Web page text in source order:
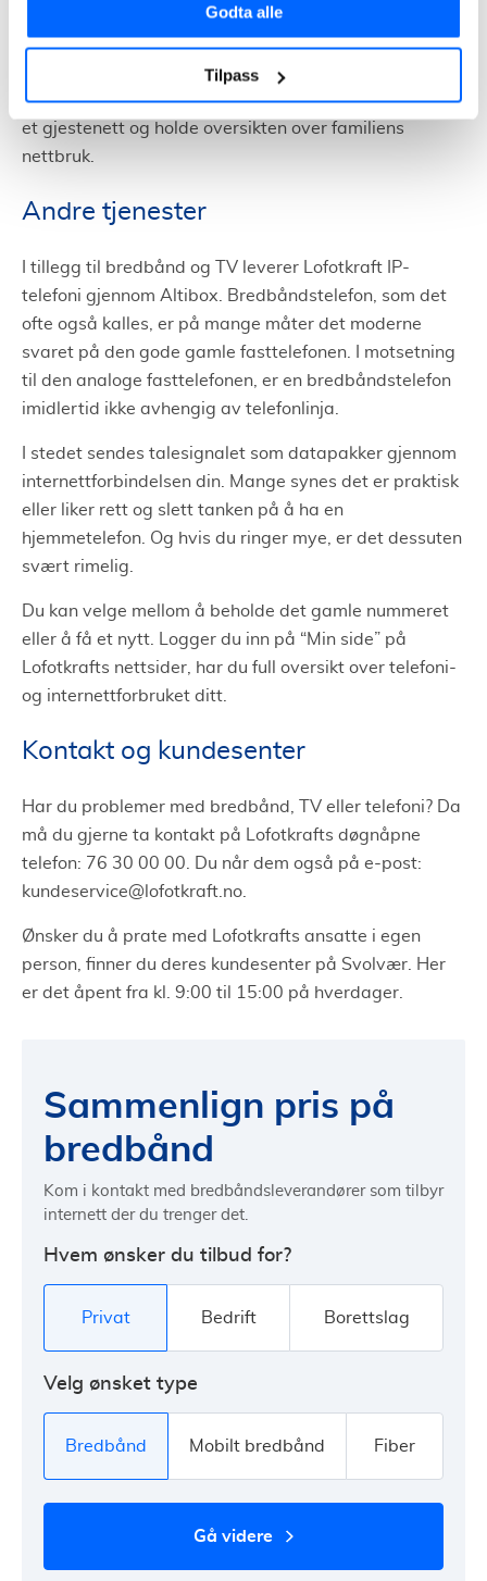
Godta alle
Tilpass
Google WiFi er en annen løsning som Altibox nå tilbyr.
Google WiFi er et såkalt “smart-WiFi-system”, som
ikke bare gir det deg godt signal der hvor du aller
mest behøver det. Men også muligheten til å sette opp
et gjestenett og holde oversikten over familiens
nettbruk.
Andre tjenester
I tillegg til bredbånd og TV leverer Lofotkraft IP-
telefoni gjennom Altibox. Bredbåndstelefon, som det
ofte også kalles, er på mange måter det moderne
svaret på den gode gamle fasttelefonen. I motsetning
til den analoge fasttelefonen, er en bredbåndstelefon
imidlertid ikke avhengig av telefonlinja.
I stedet sendes talesignalet som datapakker gjennom
internettforbindelsen din. Mange synes det er praktisk
eller liker rett og slett tanken på å ha en
hjemmetelefon. Og hvis du ringer mye, er det dessuten
svært rimelig.
Du kan velge mellom å beholde det gamle nummeret
eller å få et nytt. Logger du inn på “Min side” på
Lofotkrafts nettsider, har du full oversikt over telefoni-
og internettforbruket ditt.
Kontakt og kundesenter
Har du problemer med bredbånd, TV eller telefoni? Da
må du gjerne ta kontakt på Lofotkrafts døgnåpne
telefon: 76 30 00 00. Du når dem også på e-post:
kundeservice@lofotkraft.no
Ønsker du å prate med Lofotkrafts ansatte i egen
person, finner du deres kundesenter på Svolvær. Her
er det åpent fra kl. 9:00 til 15:00 på hverdager.
Sammenlign pris på
bredbånd
Kom i kontakt med bredbåndsleverandører som tilbyr
internett der du trenger det.
Hvem ønsker du tilbud for?
Privat Bedrift Borettslag
Velg ønsket type
Bredbånd Mobilt bredbånd Fiber
gå videre